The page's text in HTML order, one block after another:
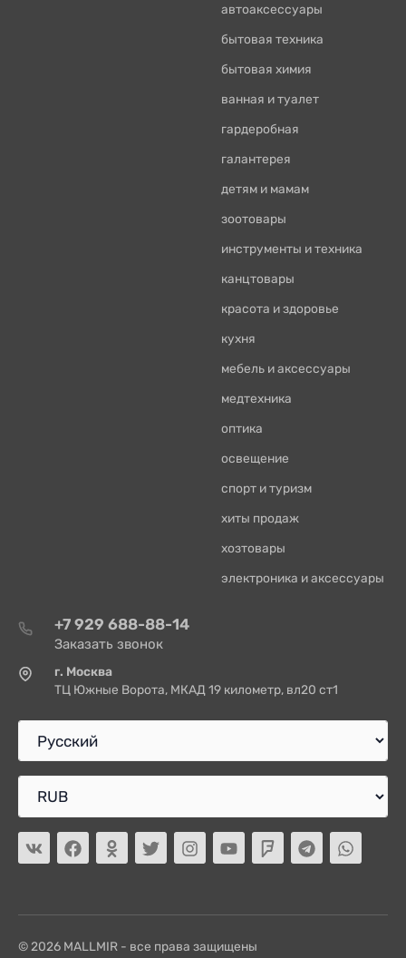
автоаксессуары
бытовая техника
бытовая химия
ванная и туалет
гардеробная
галантерея
детям и мамам
зоотовары
инструменты и техника
канцтовары
красота и здоровье
кухня
мебель и аксессуары
медтехника
оптика
освещение
спорт и туризм
хиты продаж
хозтовары
электроника и аксессуары
+7 929 688-88-14
Заказать звонок
г. Москва
ТЦ Южные Ворота, МКАД 19 километр, вл20 ст1
© 2026 MALLMIR - все права защищены